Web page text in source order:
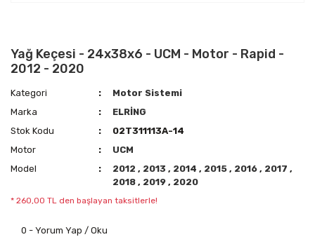
Yağ Keçesi - 24x38x6 - UCM - Motor - Rapid -
2012 - 2020
Kategori
Motor Sistemi
Marka
ELRİNG
Stok Kodu
02T311113A-14
Motor
UCM
Model
2012, 2013, 2014, 2015, 2016, 2017,
2018, 2019, 2020
* 260,00 TL den başlayan taksitlerle!
0 - Yorum Yap / Oku